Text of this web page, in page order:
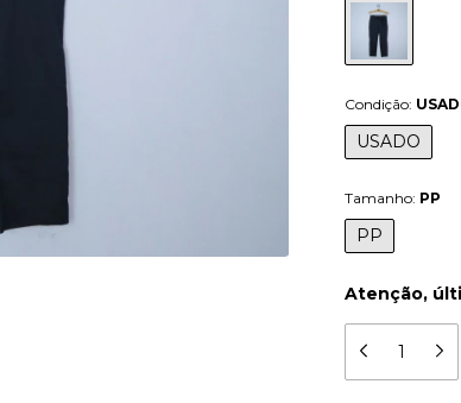
Condição:
USADO
Tamanho: PP
PP
Atenção,